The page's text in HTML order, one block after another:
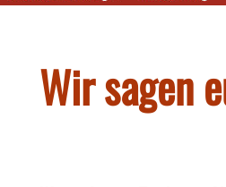
Wir sagen